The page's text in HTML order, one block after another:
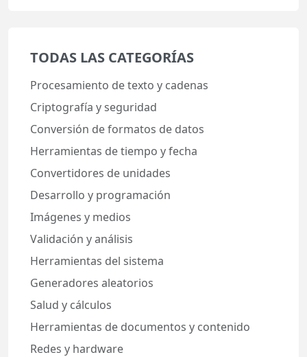
TODAS LAS CATEGORÍAS
Procesamiento de texto y cadenas
Criptografía y seguridad
Conversión de formatos de datos
Herramientas de tiempo y fecha
Convertidores de unidades
Desarrollo y programación
Imágenes y medios
Validación y análisis
Herramientas del sistema
Generadores aleatorios
Salud y cálculos
Herramientas de documentos y contenido
Redes y hardware